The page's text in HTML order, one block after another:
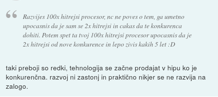
Razvijes 100x hitrejsi procesor, nc ne poves o tem, ga umetno
upocasnis da je sam se 2x hitrejsi in cakas da te konkurenca
dohiti. Potem spet ta tvoj 100x hitrejsi procesor upocasnis da je
2x hitrejsi od nove konkurence in lepo zivis kakih 5 let :D
taki preboji so redki, tehnologija se začne prodajat v hipu ko je
konkurenčna. razvoj ni zastonj in praktično nikjer se ne razvija na
zalogo.